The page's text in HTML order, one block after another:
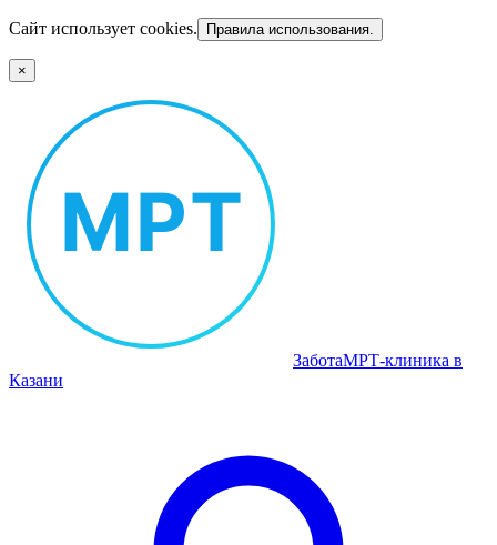
Сайт использует cookies. Правила использования.
×
ЗаботаМРТ‑клиника в
Казани